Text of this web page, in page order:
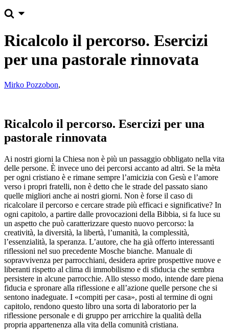
Ricalcolo il percorso. Esercizi
per una pastorale rinnovata
Mirko Pozzobon,
Ricalcolo il percorso. Esercizi per una
pastorale rinnovata
Ai nostri giorni la Chiesa non è più un passaggio obbligato nella vita
delle persone. È invece uno dei percorsi accanto ad altri. Se la mèta
per ogni cristiano è e rimane sempre l’amicizia con Gesù e l’amore
verso i propri fratelli, non è detto che le strade del passato siano
quelle migliori anche ai nostri giorni. Non è forse il caso di
ricalcolare il percorso e cercare strade più efficaci e significative? In
ogni capitolo, a partire dalle provocazioni della Bibbia, si fa luce su
un aspetto che può caratterizzare questo nuovo percorso: la
creatività, la diversità, la libertà, l’umanità, la complessità,
l’essenzialità, la speranza. L’autore, che ha già offerto interessanti
riflessioni nel suo precedente Mosche bianche. Manuale di
sopravvivenza per parrocchiani, desidera aprire prospettive nuove e
liberanti rispetto al clima di immobilismo e di sfiducia che sembra
persistere in alcune parrocchie. Allo stesso modo, intende dare piena
fiducia e spronare alla riflessione e all’azione quelle persone che si
sentono inadeguate. I «compiti per casa», posti al termine di ogni
capitolo, rendono questo libro una sorta di laboratorio per la
riflessione personale e di gruppo per arricchire la qualità della
propria appartenenza alla vita della comunità cristiana.